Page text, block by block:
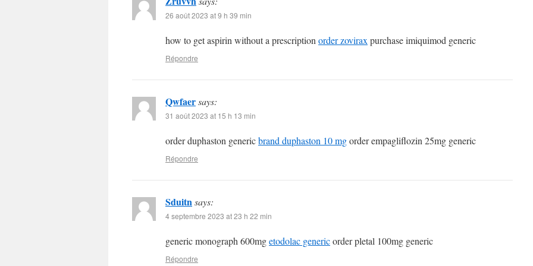
26 août 2023 at 9 h 39 min
how to get aspirin without a prescription order zovirax purchase imiquimod generic
Répondre
Qwfaersays:
31 août 2023 at 15 h 13 min
order duphaston genericbrand duphaston 10 mgorder empagliflozin 25mg generic
Répondre
Sduitnsays:
4 septembre 2023 at 23 h 22 min
generic monograph 600mgetodolac genericorder pletal 100mg generic
Répondre